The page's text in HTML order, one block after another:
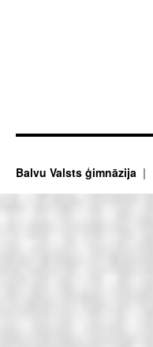
Balvu Valsts ģimnāzija